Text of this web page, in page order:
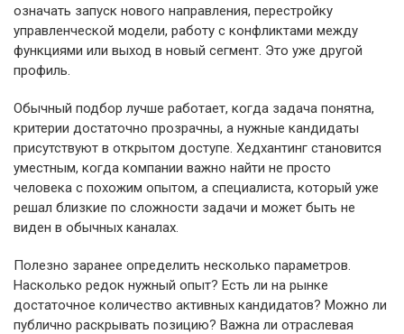
означать запуск нового направления, перестройку
управленческой модели, работу с конфликтами между
функциями или выход в новый сегмент. Это уже другой
профиль.
Обычный подбор лучше работает, когда задача понятна,
критерии достаточно прозрачны, а нужные кандидаты
присутствуют в открытом доступе. Хедхантинг становится
уместным, когда компании важно найти не просто
человека с похожим опытом, а специалиста, который уже
решал близкие по сложности задачи и может быть не
виден в обычных каналах.
Полезно заранее определить несколько параметров.
Насколько редок нужный опыт? Есть ли на рынке
достаточное количество активных кандидатов? Можно ли
публично раскрывать позицию? Важна ли отраслевая